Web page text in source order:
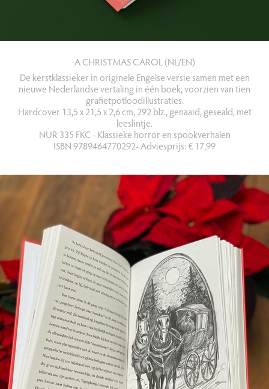
A CHRISTMAS CAROL (NL/EN)
De kerstklassieker in originele Engelse versie samen met een
nieuwe Nederlandse vertaling in één boek, voorzien van tien
grafietpotloodillustraties.
Hardcover 13,5 x 21,5 x 2,6 cm, 292 blz., genaaid, geseald, met
leeslintje.
NUR 335 FKC - Klassieke horror en spookverhalen
ISBN 9789464770292- Adviesprijs: € 17,99